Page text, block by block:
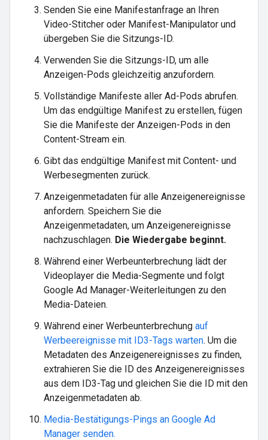
Senden Sie eine Manifestanfrage an Ihren
Video-Stitcher oder Manifest-Manipulator und
übergeben Sie die Sitzungs-ID.
Verwenden Sie die Sitzungs-ID, um alle
Anzeigen-Pods gleichzeitig anzufordern.
Vollständige Manifeste aller Ad-Pods abrufen.
Um das endgültige Manifest zu erstellen, fügen
Sie die Manifeste der Anzeigen-Pods in den
Content-Stream ein.
Gibt das endgültige Manifest mit Content- und
Werbesegmenten zurück.
Anzeigenmetadaten für alle Anzeigenereignisse
anfordern. Speichern Sie die
Anzeigenmetadaten, um Anzeigenereignisse
nachzuschlagen. Die Wiedergabe beginnt.
Während einer Werbeunterbrechung lädt der
Videoplayer die Media-Segmente und folgt
Google Ad Manager-Weiterleitungen zu den
Media-Dateien.
Während einer Werbeunterbrechung auf
Werbeereignisse mit ID3-Tags warten. Um die
Metadaten des Anzeigenereignisses zu finden,
extrahieren Sie die ID des Anzeigenereignisses
aus dem ID3-Tag und gleichen Sie die ID mit den
Anzeigenmetadaten ab.
Media-Bestätigungs-Pings an Google Ad
Manager senden.